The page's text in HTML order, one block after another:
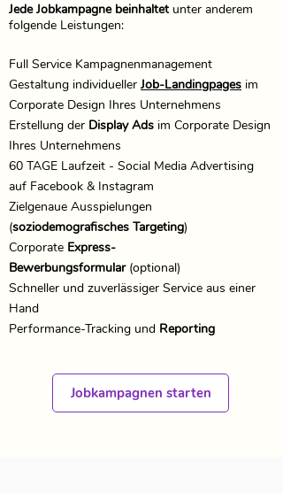
Jede Jobkampagne beinhaltetunter anderem
folgende Leistungen:
Full Service Kampagnenmanagement
​​Gestaltung individueller Job-Landingpages im
Corporate Design Ihres Unternehmens
Erstellung der Display Ads im Corporate Design
Ihres Unternehmens
​60 TAGE Laufzeit - Social Media Advertising
auf Facebook & Instagram
Zielgenaue Ausspielungen
(soziodemografisches Targeting)
Corporate Express-
Bewerbungsformular(optional)
​Schneller und zuverlässiger Service aus einer
Hand
​Performance-Tracking und Reporting
Jobkampagnen starten